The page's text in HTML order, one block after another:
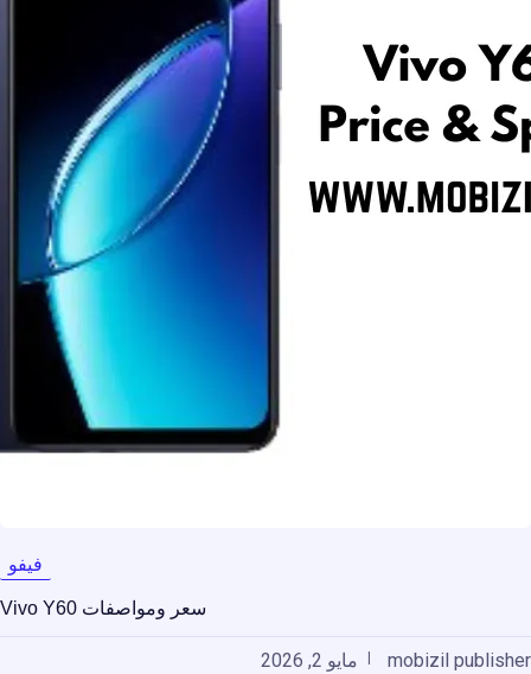
فيفو
سعر ومواصفات Vivo Y60
mobizil publisher
مايو 2, 2026